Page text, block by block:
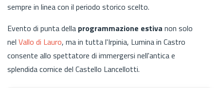
sempre in linea con il periodo storico scelto.
Evento di punta della programmazione estiva non solo
nel Vallo di Lauro, ma in tutta l'Irpinia, Lumina in Castro
consente allo spettatore di immergersi nell'antica e
splendida cornice del Castello Lancellotti.